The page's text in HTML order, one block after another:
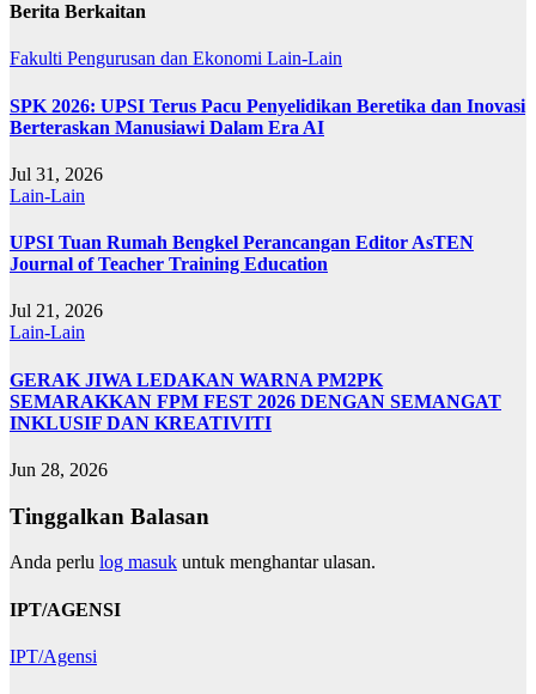
Berita Berkaitan
Fakulti Pengurusan dan Ekonomi Lain-Lain
SPK 2026: UPSI Terus Pacu Penyelidikan Beretika dan Inovasi
Berteraskan Manusiawi Dalam Era AI
Jul 31, 2026
Lain-Lain
UPSI Tuan Rumah Bengkel Perancangan Editor AsTEN
Journal of Teacher Training Education
Jul 21, 2026
Lain-Lain
GERAK JIWA LEDAKAN WARNA PM2PK
SEMARAKKAN FPM FEST 2026 DENGAN SEMANGAT
INKLUSIF DAN KREATIVITI
Jun 28, 2026
Tinggalkan Balasan
Anda perlu log masuk untuk menghantar ulasan.
IPT/AGENSI
IPT/Agensi